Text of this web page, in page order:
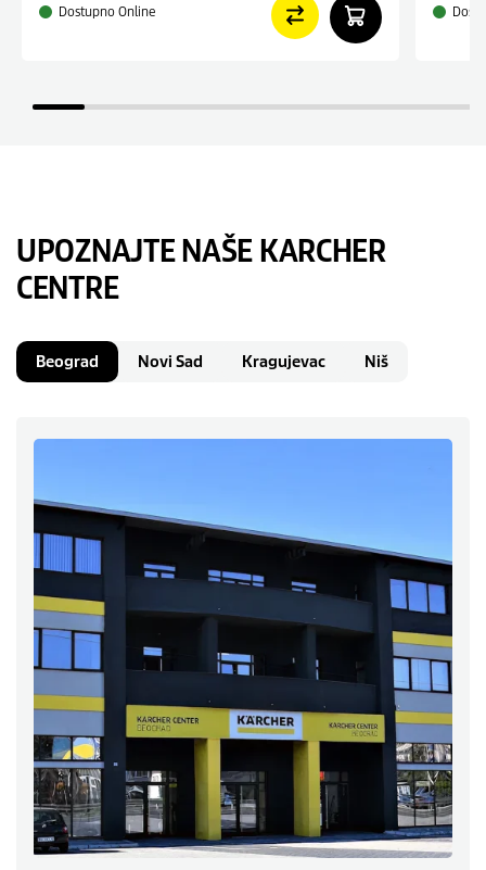
Dostupno Online
UPOZNAJTE NAŠE KARCHER
CENTRE
Beograd Novi Sad Kragujevac Niš